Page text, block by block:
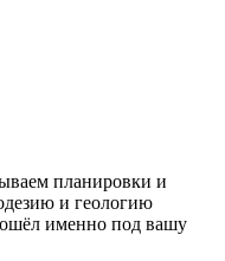
планировки и
и геологию
именно под вашу